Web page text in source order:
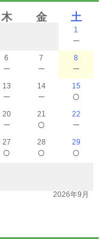
木 金 土
1
－
6
－
7
－
8
－
13
－
14
－
15
○
20
－
21
○
22
－
27
○
28
○
29
○
2026年9月